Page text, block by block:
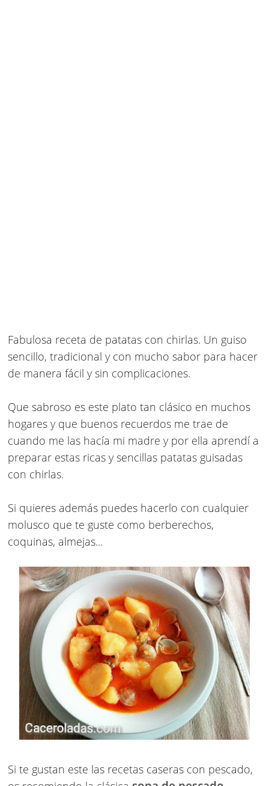
Fabulosa receta de patatas con chirlas. Un guiso
sencillo, tradicional y con mucho sabor para hacer
de manera fácil y sin complicaciones.
Que sabroso es este plato tan clásico en muchos
hogares y que buenos recuerdos me trae de
cuando me las hacía mi madre y por ella aprendí a
preparar estas ricas y sencillas patatas guisadas
con chirlas.
Si quieres además puedes hacerlo con cualquier
molusco que te guste como berberechos,
coquinas, almejas...
Si te gustan este las recetas caseras con pescado,